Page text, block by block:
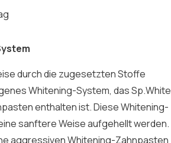
durch die zugesetzten Stoffe
Whitening-System, das Sp.White
enthalten ist. Diese Whitening-
sanftere Weise aufgehellt werden.
aggressiven Whitening-Zahnpasten